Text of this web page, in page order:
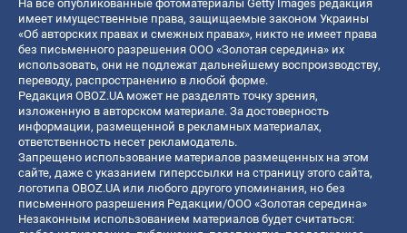
На все опубликованные фотоматериалы Getty Images редакция
имеет имущественные права, защищаемые законом Украины
«Об авторских правах и смежных правах», никто не имеет права
без письменного разрешения ООО «Золотая середина» их
использовать, они не подлежат дальнейшему воспроизводству,
переводу, распространению в любой форме.
Редакция OBOZ.UA может не разделять точку зрения,
изложенную в авторском материале. За достоверность
информации, размещенной в рекламных материалах,
ответственность несет рекламодатель.
Запрещено использование материалов размещенных на этом
сайте, даже с указанием гиперссылки на страницу этого сайта,
логотипа OBOZ.UA или любого другого упоминания, но без
письменного разрешения Редакции/ООО «Золотая середина»
Незаконным использованием материалов будет считаться: